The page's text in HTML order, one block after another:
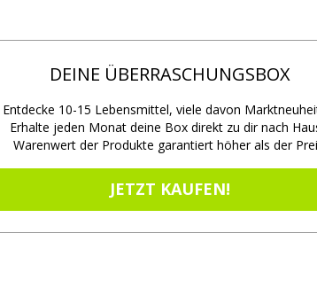
DEINE ÜBERRASCHUNGSBOX
Entdecke 10-15 Lebensmittel, viele davon
Erhalte jeden Monat deine Box direkt zu dir nach
Warenwert der Produkte garantiert höher als der
JETZT KAUFEN!